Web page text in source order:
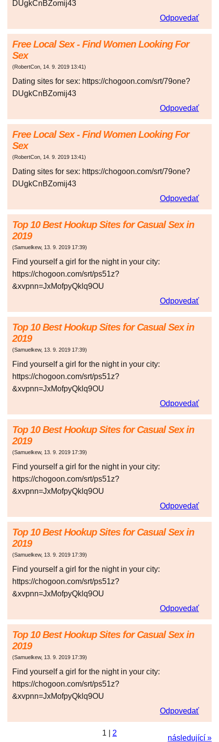
DUgkCnBZomij43
Odpovedať
Free Local Sex - Find Women Looking For
Sex
(RobertCon, 14. 9. 2019 13:41)
Dating sites for sex: https://chogoon.com/srt/79one?
DUgkCnBZomij43
Odpovedať
Free Local Sex - Find Women Looking For
Sex
(RobertCon, 14. 9. 2019 13:41)
Dating sites for sex: https://chogoon.com/srt/79one?
DUgkCnBZomij43
Odpovedať
Top 10 Best Hookup Sites for Casual Sex in
2019
(Samuelkew, 13. 9. 2019 17:39)
Find yourself a girl for the night in your city:
https://chogoon.com/srt/ps51z?
&xvpnn=JxMofpyQklq9OU
Odpovedať
Top 10 Best Hookup Sites for Casual Sex in
2019
(Samuelkew, 13. 9. 2019 17:39)
Find yourself a girl for the night in your city:
https://chogoon.com/srt/ps51z?
&xvpnn=JxMofpyQklq9OU
Odpovedať
Top 10 Best Hookup Sites for Casual Sex in
2019
(Samuelkew, 13. 9. 2019 17:39)
Find yourself a girl for the night in your city:
https://chogoon.com/srt/ps51z?
&xvpnn=JxMofpyQklq9OU
Odpovedať
Top 10 Best Hookup Sites for Casual Sex in
2019
(Samuelkew, 13. 9. 2019 17:39)
Find yourself a girl for the night in your city:
https://chogoon.com/srt/ps51z?
&xvpnn=JxMofpyQklq9OU
Odpovedať
Top 10 Best Hookup Sites for Casual Sex in
2019
(Samuelkew, 13. 9. 2019 17:39)
Find yourself a girl for the night in your city:
https://chogoon.com/srt/ps51z?
&xvpnn=JxMofpyQklq9OU
Odpovedať
1 2
následující »